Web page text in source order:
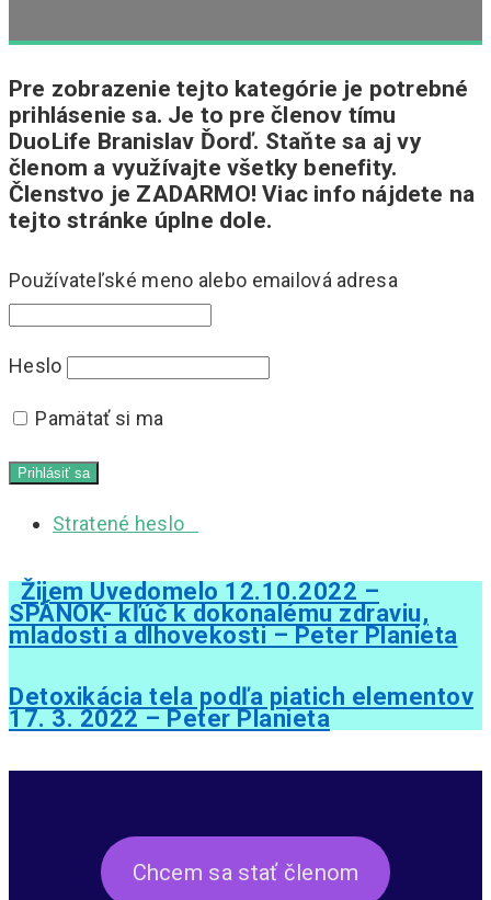
Pre zobrazenie tejto kategórie je potrebné
prihlásenie sa. Je to pre členov tímu
DuoLife Branislav Ďorď. Staňte sa aj vy
členom a využívajte všetky benefity.
Členstvo je ZADARMO! Viac info nájdete na
tejto stránke úplne dole.
Používateľské meno alebo emailová adresa
Heslo
Pamätať si ma
Stratené heslo
Žijem Uvedomelo 12.10.2022 –
SPÁNOK- kľúč k dokonalému zdraviu,
mladosti a dlhovekosti – Peter Planieta
Detoxikácia tela podľa piatich elementov
17. 3. 2022 – Peter Planieta
Chcem sa stať členom